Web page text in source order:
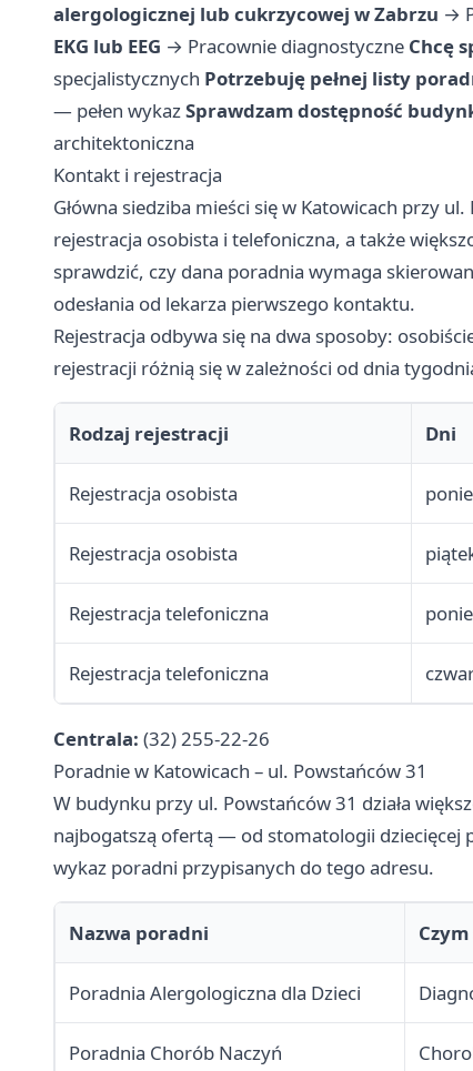
alergologicznej lub cukrzycowej w Zabrzu →
EKG lub EEG → Pracownie diagnostyczne Chcę
specjalistycznych Potrzebuję pełnej listy
— pełen wykazSprawdzam dostępność
architektoniczna
Kontakt i rejestracja
Główna siedziba mieści się w Katowicach przy
rejestracja osobista i telefoniczna, a także
sprawdzić, czy dana poradnia wymaga
odesłania od lekarza pierwszego kontaktu.
Rejestracja odbywa się na dwa sposoby:
rejestracji różnią się w zależności od dnia
Rodzaj rejestracji Dni
Rejestracja osobista
Rejestracja osobista
Rejestracja telefoniczna
Rejestracja telefoniczna
Centrala: (32) 255-22-26
Poradnie w Katowicach – ul. Powstańców 31
W budynku przy ul. Powstańców 31 działa
najbogatszą ofertą — od stomatologii dziecięcej
wykaz poradni przypisanych do tego adresu.
Nazwa poradni
Poradnia Alergologiczna dla Dzieci
Poradnia Chorób Naczyń